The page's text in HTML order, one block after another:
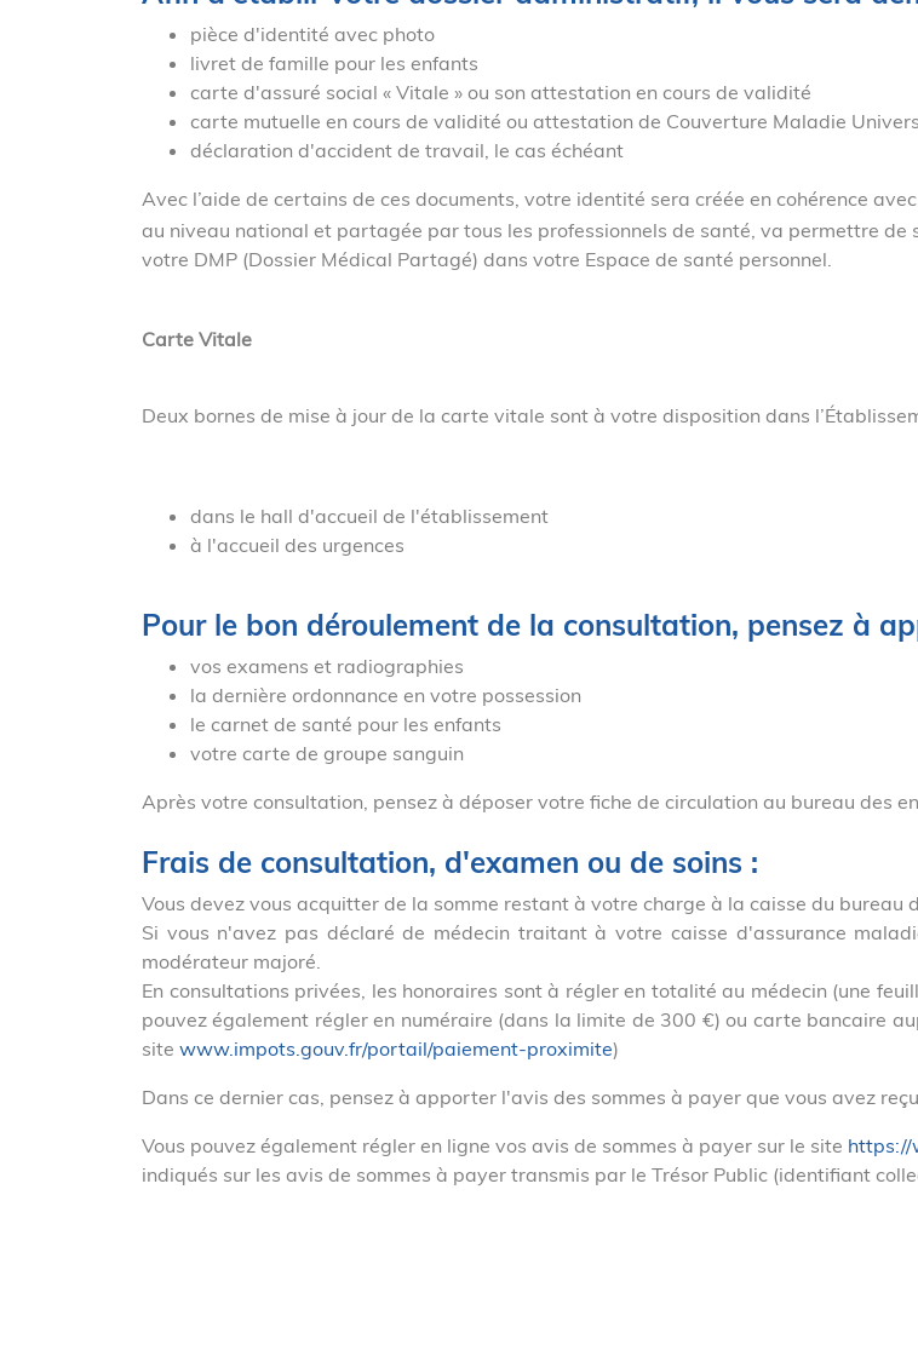
pièce d'identité avec photo
livret de famille pour les enfants
carte d'assuré social « Vitale » ou son attestation en cours de validité
carte mutuelle en cours de validité ou attestation de Couverture Maladie
déclaration d'accident de travail, le cas échéant
Avec l’aide de certains de ces documents, votre identité sera créée en cohérence
au niveau national et partagée par tous les professionnels de santé, va permettre de
votre DMP (Dossier Médical Partagé) dans votre Espace de santé personnel.
Carte Vitale
Deux bornes de mise à jour de la carte vitale sont à votre disposition dans
dans le hall d'accueil de l'établissement
à l'accueil des urgences
Pour le bon déroulement de la consultation, pensez à
vos examens et radiographies
la dernière ordonnance en votre possession
le carnet de santé pour les enfants
votre carte de groupe sanguin
Après votre consultation, pensez à déposer votre fiche de circulation au bureau des
Frais de consultation, d'examen ou de soins :
Vous devez vous acquitter de la somme restant à votre charge à la caisse du bureau
Si vous n'avez pas déclaré de médecin traitant à votre caisse d'assurance
modérateur majoré.
En consultations privées, les honoraires sont à régler en totalité au médecin (une
pouvez également régler en numéraire (dans la limite de 300 €) ou carte bancaire
site www.impots.gouv.fr/portail/paiement-proximite)
Dans ce dernier cas, pensez à apporter l'avis des sommes à payer que vous avez
Vous pouvez également régler en ligne vos avis de sommes à payer sur le site https://
indiqués sur les avis de sommes à payer transmis par le Trésor Public (identifiant